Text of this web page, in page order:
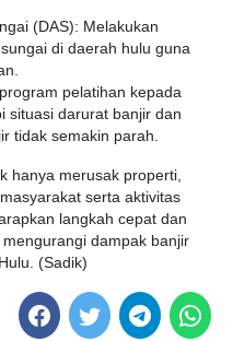
(DAS): Melakukan
di daerah hulu guna
pelatihan kepada
situasi darurat banjir dan
tidak semakin parah.
hanya merusak properti,
serta aktivitas
langkah cepat dan
dampak banjir
(Sadik)